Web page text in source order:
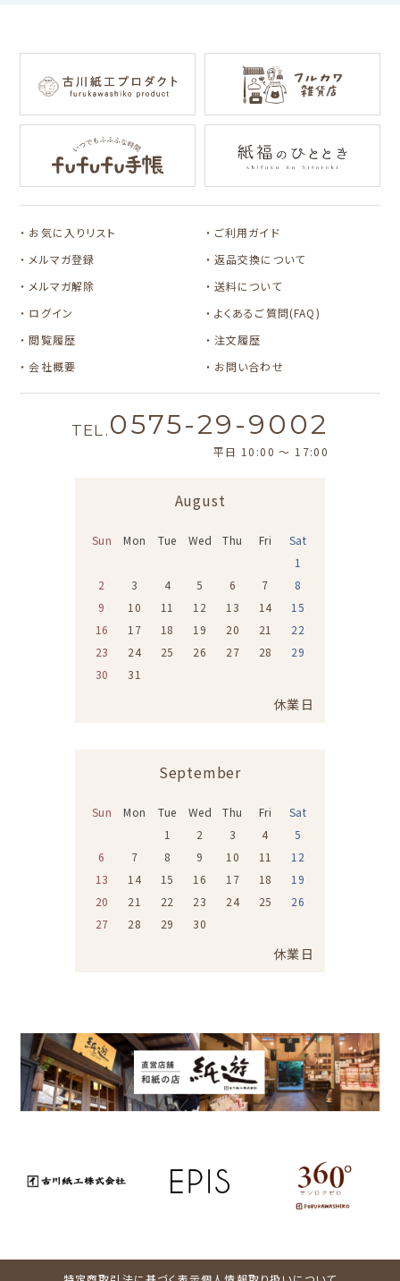
キャラクター別
サンリオキャラクタ
ーズ
コラボ別
TEA STAND
NIPPON365 の商品を見る
お気に入りリスト
メルマガ登録
メルマガ解除
ログイン
ご利用ガイド
返品交換について
送料について
よくあるご質問(FAQ)
閲覧履歴
注文履歴
会社概要
お問い合わせ
TEL. 0575-29-9002
平日 10:00 〜 17:00
August
Sun Mon Tue Wed Thu Fri
Sat
1
2
3 4 5 6 7
8
9
10 11 12 13 14
15
16
17 18 19 20 21
22
23
24 25 26 27 28
29
30
31
休業日
September
Sun Mon Tue Wed Thu Fri
Sat
1
2 3 4
5
6
7 8 9 10 11
12
13
14 15 16 17 18
19
20
21 22 23 24 25
26
27
28 29 30
休業日